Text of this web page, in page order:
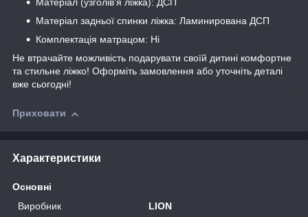
Матеріал (узголів'я ліжка): ДСП
Матеріал задньої спинки ліжка: Ламинирована ДСП
Комплектація матрацом: Ні
Не втрачайте можливість подарувати своїй дитині комфортне
та стильне ліжко! Оформіть замовлення або уточніть деталі
вже сьогодні!
Приховати
Характеристики
Основні
Виробник
LION